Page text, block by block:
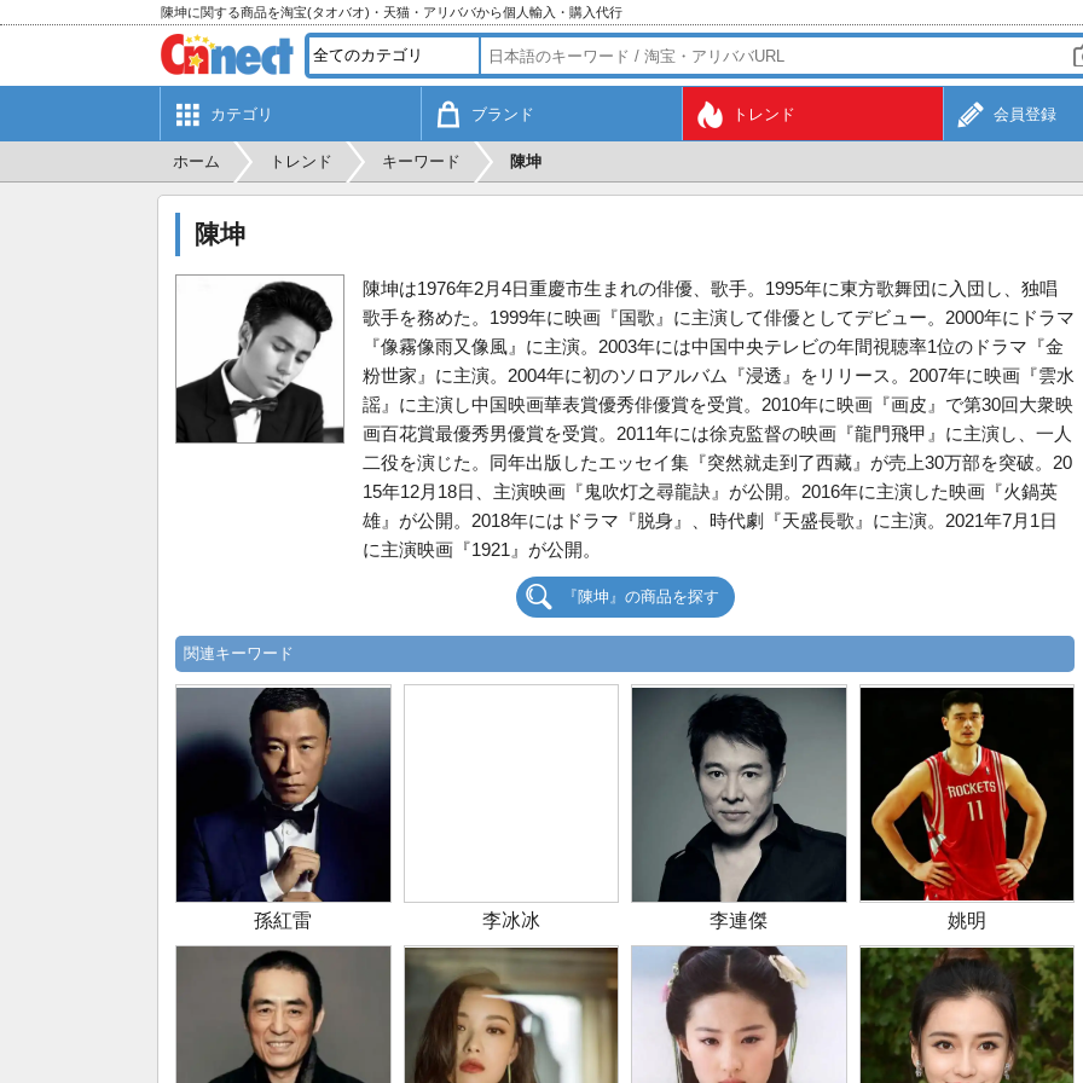
陳坤に関する商品を淘宝(タオバオ)・天猫・アリババから個人輸入・購入代行
カテゴリ ブランド トレンド 会員登録
ホーム トレンド キーワード 陳坤
陳坤
陳坤は1976年2月4日重慶市生まれの俳優、歌手。1995年に東方歌舞団に入団し、独唱
歌手を務めた。1999年に映画『国歌』に主演して俳優としてデビュー。2000年にドラマ
『像霧像雨又像風』に主演。2003年には中国中央テレビの年間視聴率1位のドラマ『金
粉世家』に主演。2004年に初のソロアルバム『浸透』をリリース。2007年に映画『雲水
謡』に主演し中国映画華表賞優秀俳優賞を受賞。2010年に映画『画皮』で第30回大衆映
画百花賞最優秀男優賞を受賞。2011年には徐克監督の映画『龍門飛甲』に主演し、一人
二役を演じた。同年出版したエッセイ集『突然就走到了西藏』が売上30万部を突破。20
15年12月18日、主演映画『鬼吹灯之尋龍訣』が公開。2016年に主演した映画『火鍋英
雄』が公開。2018年にはドラマ『脱身』、時代劇『天盛長歌』に主演。2021年7月1日
に主演映画『1921』が公開。
『陳坤』の商品を探す
関連キーワード
孫紅雷 李冰冰 李連傑 姚明